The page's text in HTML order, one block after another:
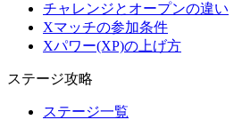
チャレンジとオープンの違い
Xマッチの参加条件
Xパワー(XP)の上げ方
ステージ攻略
ステージ一覧